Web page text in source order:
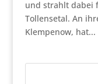
und strahlt dabei
Tollensetal. An
Klempenow, hat...